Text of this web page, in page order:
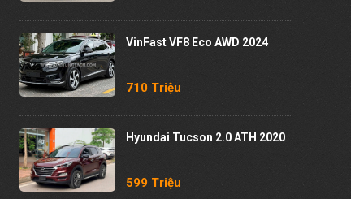
VinFast VF8 Eco AWD 2024
710 Triệu
Hyundai Tucson 2.0 ATH 2020
599 Triệu